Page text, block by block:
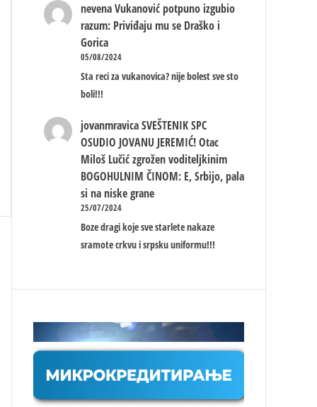
nevena Vukanović potpuno izgubio
razum: Priviđaju mu se Draško i
Gorica
05/08/2024
Sta reci za vukanovica? nije bolest sve sto
boli!!!
jovanmravica SVEŠTENIK SPC
OSUDIO JOVANU JEREMIĆ! Otac
Miloš Lučić zgrožen voditeljkinim
BOGOHULNIM ČINOM: E, Srbijo, pala
si na niske grane
25/07/2024
Boze dragi koje sve starlete nakaze
sramote crkvu i srpsku uniformu!!!